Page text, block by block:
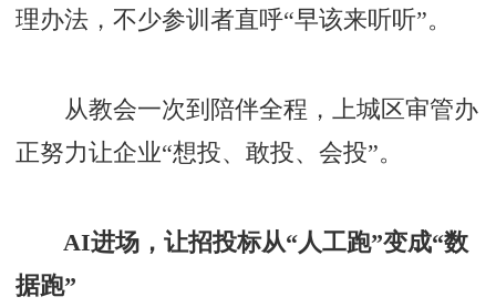
理办法，不少参训者直呼“早该来听听”。
从教会一次到陪伴全程，上城区审管办
正努力让企业“想投、敢投、会投”。
AI进场，让招投标从“人工跑”变成“数
据跑”